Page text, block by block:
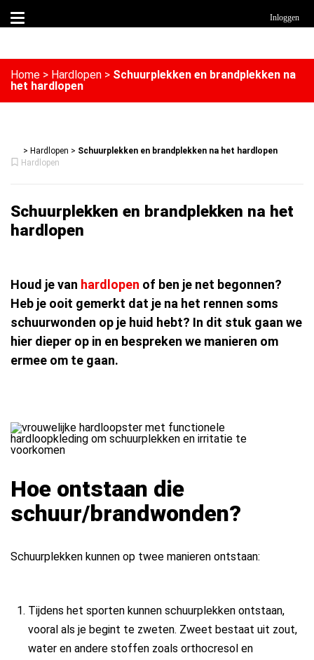
Inloggen
Home > Hardlopen > Schuurplekken en brandplekken na
het hardlopen
> Hardlopen > Schuurplekken en brandplekken na het hardlopen
Hardlopen
Schuurplekken en brandplekken na het
hardlopen
Houd je van hardlopen of ben je net begonnen?
Heb je ooit gemerkt dat je na het rennen soms
schuurwonden op je huid hebt? In dit stuk gaan we
hier dieper op in en bespreken we manieren om
ermee om te gaan.
Hoe ontstaan die
schuur/brandwonden?
Schuurplekken kunnen op twee manieren ontstaan:
Tijdens het sporten kunnen schuurplekken ontstaan,
vooral als je begint te zweten. Zweet bestaat uit zout,
water en andere stoffen zoals orthocresol en